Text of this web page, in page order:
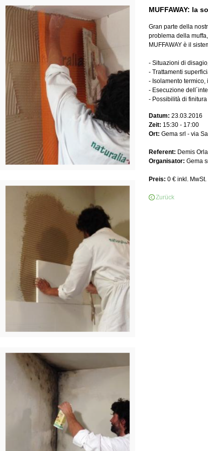
MUFFAWAY: la
Gran parte della
problema della
MUFFAWAY è il
- Situazioni di
- Trattamenti
- Isolamento
- Esecuzione
- Possibilità di finitura
Datum: 23.03.2016
Zeit: 15:30 - 17:00
Ort: Gema srl - via
Referent: Demis
Organisator: Gema
Preis: 0 € inkl. MwSt.
Zurück